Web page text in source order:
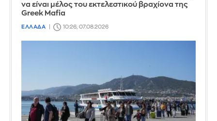
να είναι μέλος του εκτελεστικού βραχίονα της
Greek Mafia
ΕΛΛΑΔΑ 10:26, 07.08.2026